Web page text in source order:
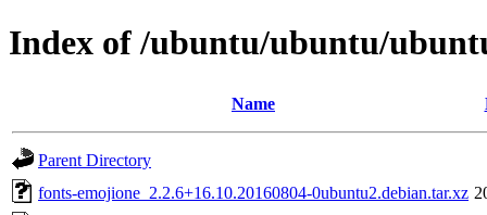
Index of /ubuntu/ubuntu/
Name
Parent Directory
fonts-emojione_2.2.6+16.10.20160804-0ubuntu2.debian.tar.xz